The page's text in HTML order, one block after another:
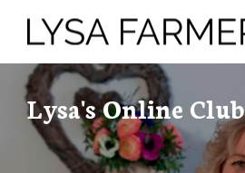
Lysa's Online Club